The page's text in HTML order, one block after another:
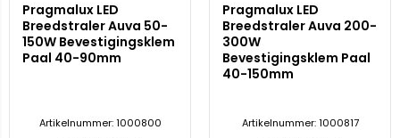
Pragmalux LED
Breedstraler Auva 50-
150W Bevestigingsklem
Paal 40-90mm
Artikelnummer: 1000800
Pragmalux LED
Breedstraler Auva 200-
300W
Bevestigingsklem Paal
40-150mm
Artikelnummer: 1000817